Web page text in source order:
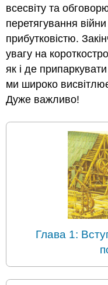
всесвіту та
перетягування
прибутковістю.
увагу на
як і де
ми широко
Дуже важливо!
Глава 1: